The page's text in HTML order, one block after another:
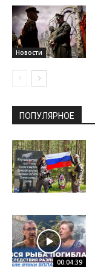
Новости
ПОПУЛЯРНОЕ
00:04:39